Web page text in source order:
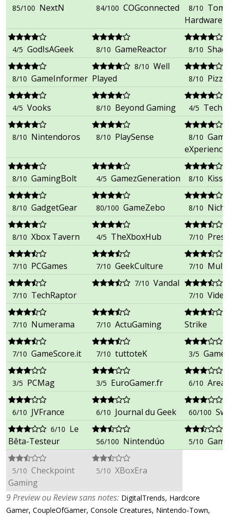
85/100 NextN 84/100 COGconnected 8/10
Hardware
4/5 GodIsAGeek 8/10 GameReactor 8/10
8/10 GameInformer
8/10 Well
Played
8/10
4/5 Vooks 8/10 Beyond Gaming 4/5
8/10 Nintendoros 8/10 PlaySense 8/10
8/10 GamingBolt 4/5 GamezGeneration 8/10
8/10 GadgetGear 80/100 GameZebo 8/10
8/10 Xbox Tavern 4/5 TheXboxHub 7/10
7/10 PCGames 7/10 GeekCulture 7/10
7/10 TechRaptor
7/10 Vandal
7/10
7/10 Numerama 7/10 ActuGaming Strike
7/10 GameScore.it 7/10 tuttoteK 3/5
3/5 PCMag 3/5 EuroGamer.fr 6/10
6/10 JVFrance 6/10 Journal du Geek 60/100
6/10 Le
Bêta-Testeur
56/100 Nintendúo 5/10
5/10 Checkpoint
Gaming
5/10 XBoxEra
9 Preview ou Review sans notes: DigitalTrends, Hardcore
Gamer, CoupleOfGamer, Console Creatures, Nintendo-Town,